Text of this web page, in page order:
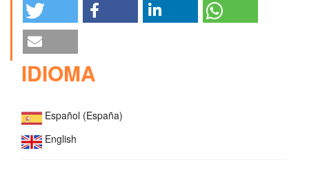
IDIOMA
Español (España)
English